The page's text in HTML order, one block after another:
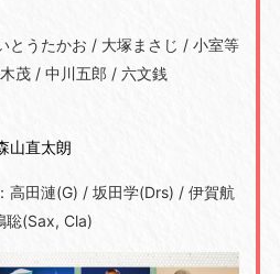
とうたかお / 大塚まさじ / 小室等
茂 / 中川五郎 / 六文銭
山直太朗
田漣(G) / 坂田学(Drs) / 伊賀航
聡(Sax, Cla)